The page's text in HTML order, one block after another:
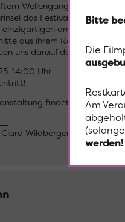
Wellengang und an
das Festival
einzigartigen
aus ihrem Repertoire
uns darauf den
|14:00 Uhr
findet bei jedem
Wildberger
Bitte
Die
Am
werden!